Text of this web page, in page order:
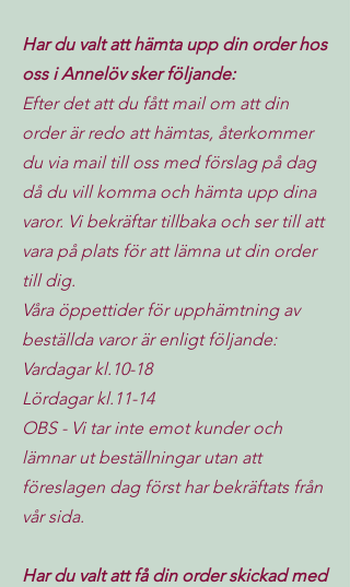
Har du valt att hämta upp din order hos
oss i Annelöv sker följande:
Efter det att du fått mail om att din
order är redo att hämtas, återkommer
du via mail till oss med förslag på dag
då du vill komma och hämta upp dina
varor. Vi bekräftar tillbaka och ser till att
vara på plats för att lämna ut din order
till dig.
Våra öppettider för upphämtning av
beställda varor är enligt följande:
Vardagar kl.10-18
Lördagar kl.11-14
OBS - Vi tar inte emot kunder och
lämnar ut beställningar utan att
föreslagen dag först har bekräftats från
vår sida.
Har du valt att få din order skickad med